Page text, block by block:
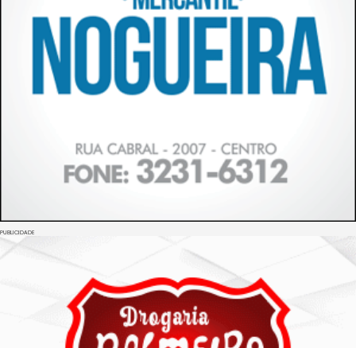
PUBLICIDADE